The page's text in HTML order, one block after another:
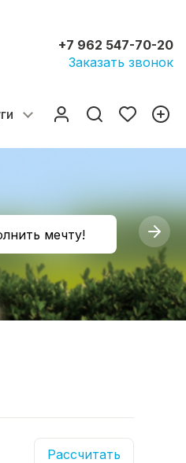
+7 962 547-70-20
Заказать звонок
мечту!
Рассчитать